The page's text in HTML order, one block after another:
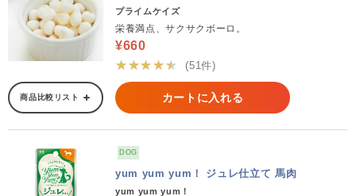
プライムケイズ
栄養満点、サクサクボーロ。
¥660
★★★★★
(51件)
商品比較リスト カートに入れる
DOG
yum yum yum！ ジュレ仕立て 馬肉
yum yum yum！